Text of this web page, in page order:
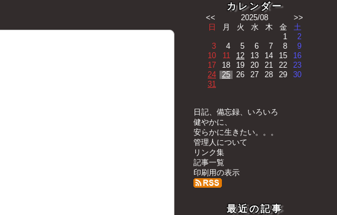
カレンダー
<< 2025/08
>>
日
月 火 水 木 金
土
1
2
3
4 5 6 7 8
9
10
11 12 13 14 15
16
17
18 19 20 21 22
23
24
25 26 27 28 29
30
31
日記、備忘録、いろいろ
健やかに、
安らかに生きたい。。。
管理人について
リンク集
記事一覧
印刷用の表示
最近の記事